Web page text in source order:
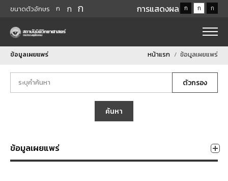
ขนาดตัวอักษร ก ก ก การแสดงผล ก ก ก
ข้อมูลเผยแพร่ หน้าแรก ข้อมูลเผยแพร่
ตัวกรอง
ค้นหา
ข้อมูลเผยแพร่